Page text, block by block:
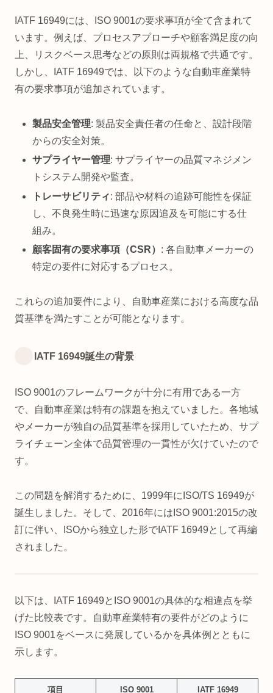
IATF 16949には、ISO 9001の要求事項が全て含まれて
います。例えば、プロセスアプローチや顧客満足度の向
上、リスクベース思考などの原則は両規格で共通です。
しかし、IATF 16949では、以下のような自動車産業特
有の要求事項が追加されています。
製品安全管理: 製品安全責任者の任命と、設計段階
からの安全対策。
サプライヤー管理: サプライヤーの品質マネジメン
トシステム開発や監査。
トレーサビリティ: 部品や材料の追跡可能性を保証
し、不良発生時に迅速な原因追及を可能にする仕
組み。
顧客固有の要求事項（CSR） : 各自動車メーカーの
特定の要件に対応するプロセス。
これらの追加要件により、自動車産業における高度な品
質基準を満たすことが可能となります。
IATF 16949誕生の背景
ISO 9001のフレームワークが十分に有用である一方
で、自動車産業は特有の課題を抱えていました。各地域
やメーカーが独自の品質基準を採用していたため、サプ
ライチェーン全体で品質管理の一貫性が欠けていたので
す。
この問題を解消するために、1999年にISO/TS 16949が
誕生しました。そして、2016年にはISO 9001:2015の改
訂に伴い、ISOから独立した形でIATF 16949として再編
されました。
以下は、IATF 16949とISO 9001の具体的な相違点を挙
げた比較表です。自動車産業特有の要件がどのように
ISO 9001をベースに発展しているかを具体例とともに
示します。
項目 ISO 9001 IATF 16949